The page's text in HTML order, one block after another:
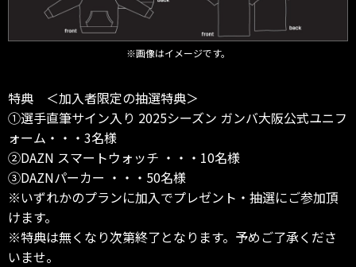
※画像はイメージです。
特典 ＜加入者限定の抽選特典＞
①選手直筆サイン入り 2025シーズン ガンバ大阪公式ユニフ
ォーム・・・3名様
②DAZN スマートウォッチ ・・・10名様
③DAZNパーカー ・・・50名様
※いずれかのプランに加入でプレゼント・抽選にご参加頂
けます。
※特典は無くなり次第終了となります。予めご了承くださ
いませ。